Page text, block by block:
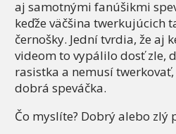
aj samotnými fanúšikmi
keďže väčšina twerkujúcich
černošky. Jední tvrdia, že aj
videom to vypálilo dosť zle,
rasistka a nemusí
dobrá speváčka.
Čo myslíte? Dobrý alebo zlý